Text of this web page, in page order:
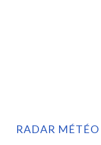
RADAR